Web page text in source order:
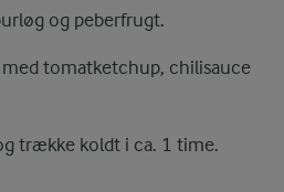
og peberfrugt.
med tomatketchup, chilisauce
trække koldt i ca. 1 time.